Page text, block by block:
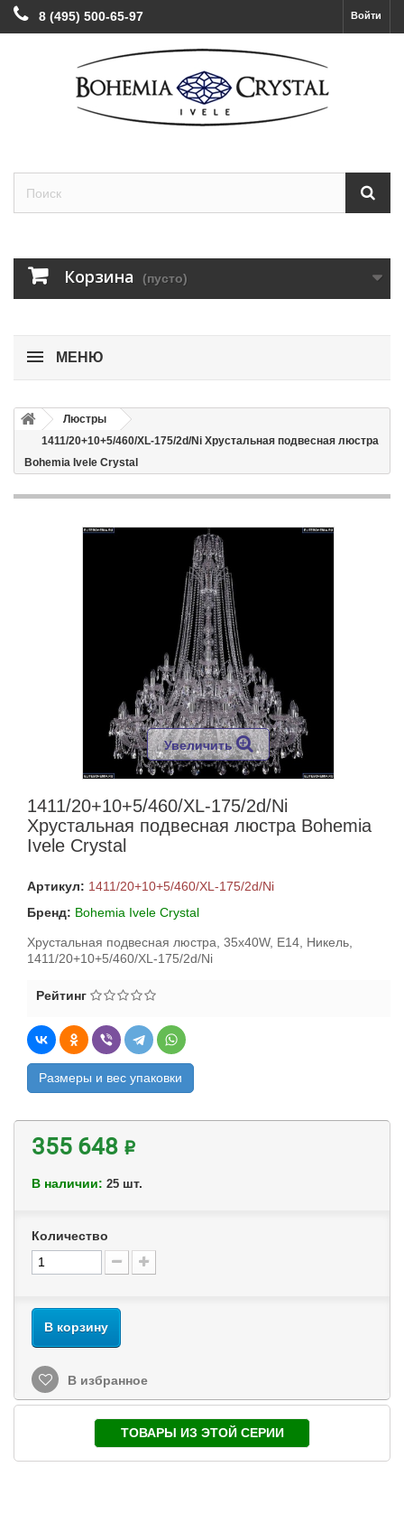
Войти
8 (495) 500-65-97
Корзина (пусто)
МЕНЮ
Люстры
1411/20+10+5/460/XL-175/2d/Ni Хрустальная подвесная люстра
Bohemia Ivele Crystal
Увеличить
1411/20+10+5/460/XL-175/2d/Ni
Хрустальная подвесная люстра Bohemia
Ivele Crystal
Артикул: 1411/20+10+5/460/XL-175/2d/Ni
Бренд: Bohemia Ivele Crystal
Хрустальная подвесная люстра, 35x40W, E14, Никель,
1411/20+10+5/460/XL-175/2d/Ni
Рейтинг
Размеры и вес упаковки
355 648 ₽
В наличии: 25 шт.
Количество
В корзину
В избранное
ТОВАРЫ ИЗ ЭТОЙ СЕРИИ